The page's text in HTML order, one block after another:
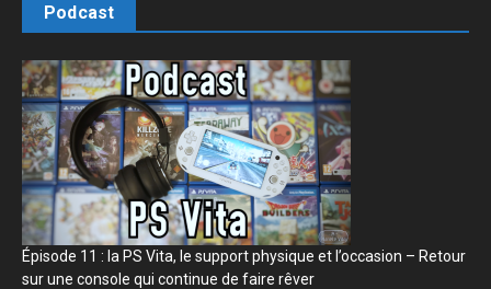
Podcast
Épisode 11 : la PS Vita, le support physique et l’occasion – Retour
sur une console qui continue de faire rêver